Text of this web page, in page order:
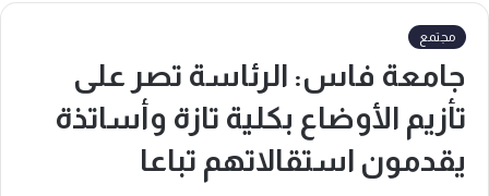
مجتمع
جامعة فاس: الرئاسة تصر على
تأزيم الأوضاع بكلية تازة وأساتذة
يقدمون استقالاتهم تباعا